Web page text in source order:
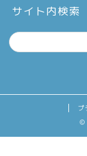
サイト内検索
プ